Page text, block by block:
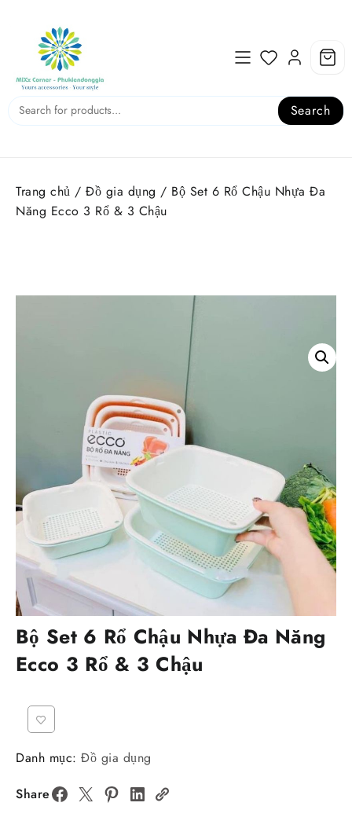
content
Search
Trang chủ / Đồ gia dụng / Bộ Set 6 Rổ Chậu Nhựa Đa
Năng Ecco 3 Rổ & 3 Chậu
Bộ Set 6 Rổ Chậu Nhựa Đa Năng
Ecco 3 Rổ & 3 Chậu
Danh mục: Đồ gia dụng
Share